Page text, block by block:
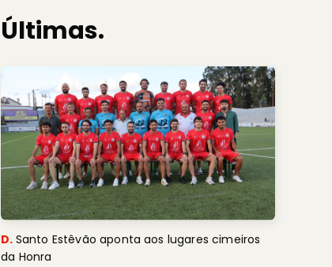
Últimas.
D. Santo Estêvão aponta aos lugares cimeiros
da Honra